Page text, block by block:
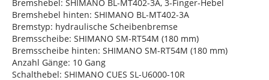
Bremshebel: SHIMANO BL-MT402-3A, 3-Finger-Hebel
Bremshebel hinten: SHIMANO BL-MT402-3A
Bremstyp: hydraulische Scheibenbremse
Bremsscheibe: SHIMANO SM-RT54M (180 mm)
Bremsscheibe hinten: SHIMANO SM-RT54M (180 mm)
Anzahl Gänge: 10 Gang
Schalthebel: SHIMANO CUES SL-U6000-10R